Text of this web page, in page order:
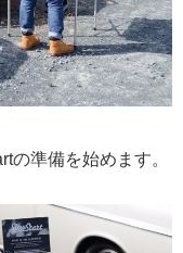
の準備を始めます。